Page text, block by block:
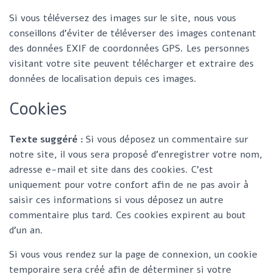
Si vous téléversez des images sur le site, nous vous
conseillons d’éviter de téléverser des images contenant
des données EXIF de coordonnées GPS. Les personnes
visitant votre site peuvent télécharger et extraire des
données de localisation depuis ces images.
Cookies
Texte suggéré : Si vous déposez un commentaire sur
notre site, il vous sera proposé d’enregistrer votre nom,
adresse e-mail et site dans des cookies. C’est
uniquement pour votre confort afin de ne pas avoir à
saisir ces informations si vous déposez un autre
commentaire plus tard. Ces cookies expirent au bout
d’un an.
Si vous vous rendez sur la page de connexion, un cookie
temporaire sera créé afin de déterminer si votre